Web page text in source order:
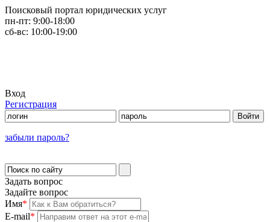
Поисковый портал юридических услуг
пн-пт: 9:00-18:00
сб-вс: 10:00-19:00
Вход
Регистрация
забыли пароль?
Задать вопрос
Задайте вопрос
Имя*
E-mail*